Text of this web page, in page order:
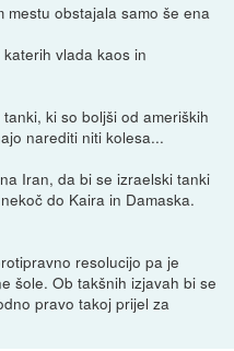
mestu obstajala samo še ena
vlada kaos in
ki so boljši od ameriških
narediti niti kolesa...
Iran, da bi se izraelski tanki
do Kaira in Damaska.
resolucijo pa je
šole. Ob takšnih izjavah bi se
pravo takoj prijel za